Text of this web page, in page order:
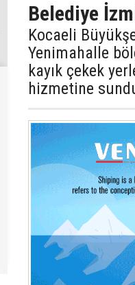
Belediye
Kocaeli
Yenimahalle
kayık çekek
hizmetine